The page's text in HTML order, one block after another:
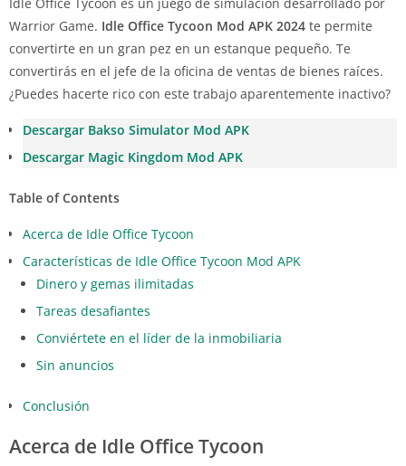
Warrior Game. Idle Office Tycoon Mod APK 2024 te permite
convertirte en un gran pez en un estanque pequeño. Te
convertirás en el jefe de la oficina de ventas de bienes raíces.
¿Puedes hacerte rico con este trabajo aparentemente inactivo?
Descargar Bakso Simulator Mod APK
Descargar Magic Kingdom Mod APK
Table of Contents
Acerca de Idle Office Tycoon
Características de Idle Office Tycoon Mod APK
Dinero y gemas ilimitadas
Tareas desafiantes
Conviértete en el líder de la inmobiliaria
Sin anuncios
Conclusión
Acerca de Idle Office Tycoon